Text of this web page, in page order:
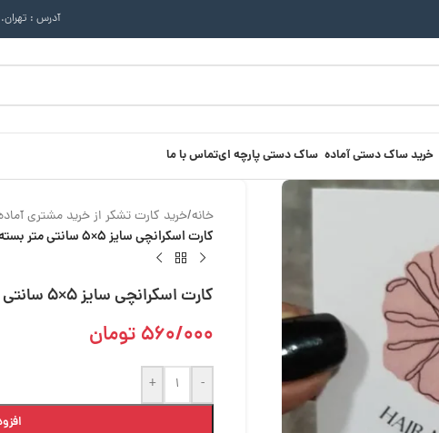
آدرس :
خرید ساک دستی آماده ساک دستی پارچه ایتماس با ما
خانه/خرید کارت تشکر از خرید مشتری
کارت اسکرانچی سایز 5×5 سانتی متر بسته 50 عددی
کارت اسکرانچی سایز 5×5 سانتی متر بسته 50 عددی
560/000 تومان
-
+